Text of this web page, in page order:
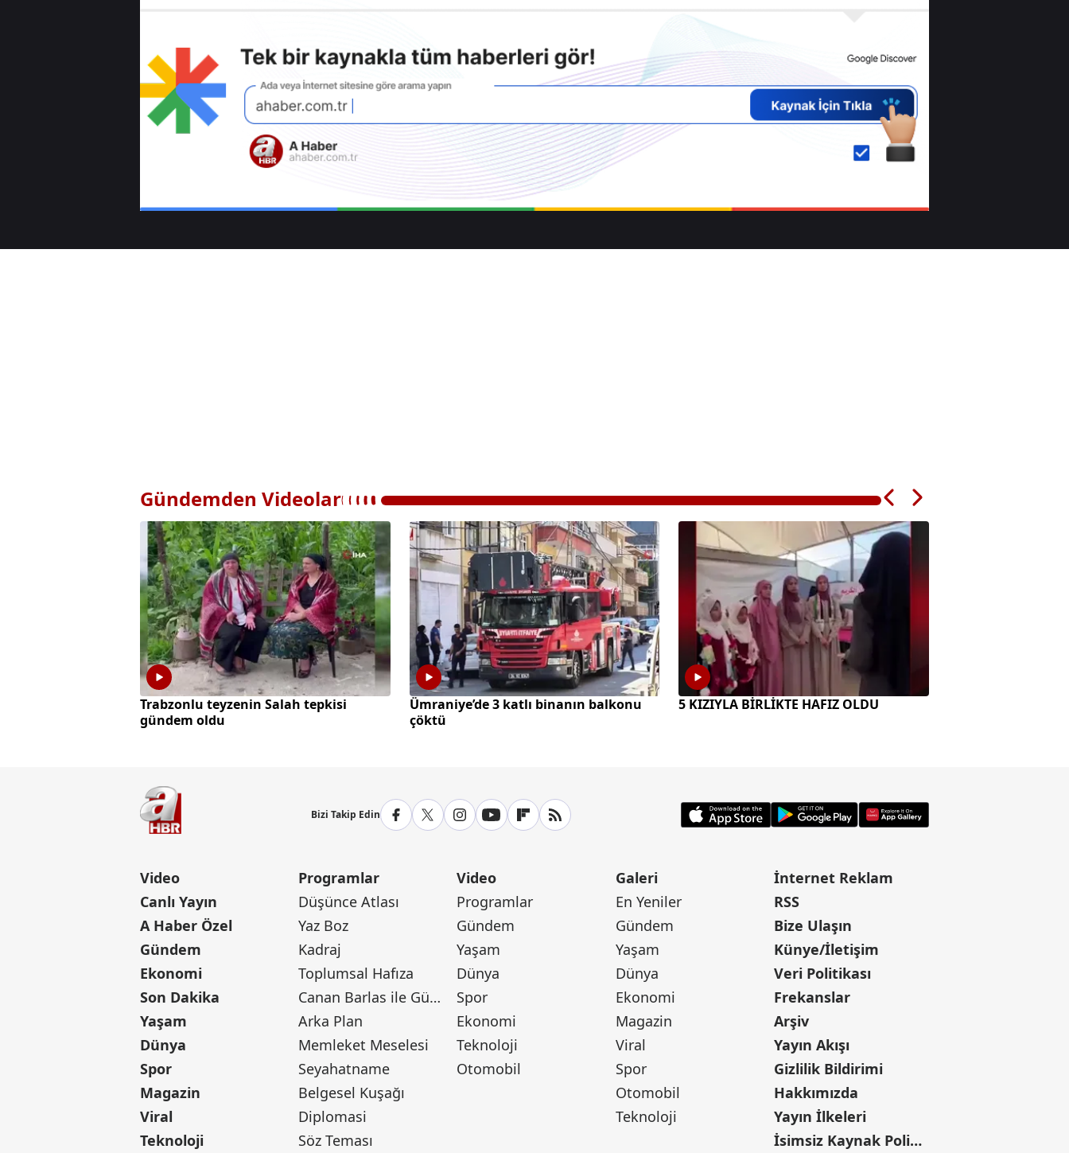
Gündemden Videolar
Trabzonlu teyzenin Salah tepkisi
gündem oldu
Ümraniye’de 3 katlı binanın balkonu
çöktü
5 KIZIYLA BİRLİKTE HAFIZ OLDU
Bizi Takip Edin
Video
Canlı Yayın
A Haber Özel
Gündem
Ekonomi
Son Dakika
Yaşam
Dünya
Spor
Magazin
Viral
Teknoloji
Programlar
Düşünce Atlası
Yaz Boz
Kadraj
Toplumsal Hafıza
Canan Barlas ile Gündem
Arka Plan
Memleket Meselesi
Seyahatname
Belgesel Kuşağı
Diplomasi
Söz Teması
Video
Programlar
Gündem
Yaşam
Dünya
Spor
Ekonomi
Teknoloji
Otomobil
Galeri
En Yeniler
Gündem
Yaşam
Dünya
Ekonomi
Magazin
Viral
Spor
Otomobil
Teknoloji
İnternet Reklam
RSS
Bize Ulaşın
Künye/İletişim
Veri Politikası
Frekanslar
Arşiv
Yayın Akışı
Gizlilik Bildirimi
Hakkımızda
Yayın İlkeleri
İsimsiz Kaynak Politikası